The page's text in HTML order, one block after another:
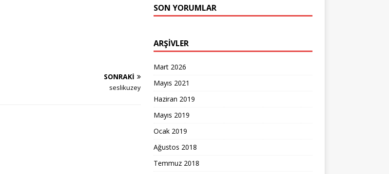
SONRAKI
seslikuzey
SON YORUMLAR
ARŞIVLER
Mart 2026
Mayıs 2021
Haziran 2019
Mayıs 2019
Ocak 2019
Ağustos 2018
Temmuz 2018